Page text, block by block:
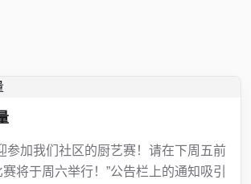
参加我们社区的厨艺赛！请在下周五前
将于周六举行！”公告栏上的通知吸引